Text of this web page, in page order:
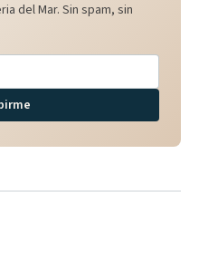
del Mar. Sin spam, sin